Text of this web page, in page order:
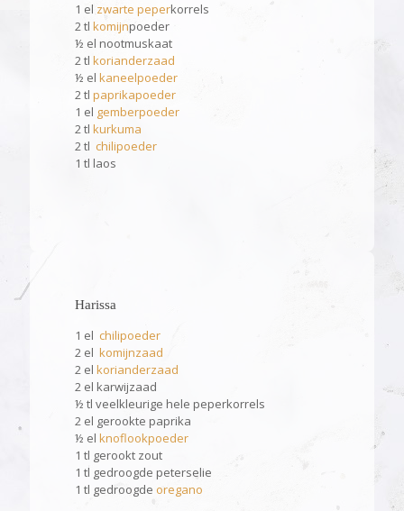
1 el zwarte peperkorrels
2 tl komijnpoeder
½ el nootmuskaat
2 tl korianderzaad
½ el kaneelpoeder
2 tl paprikapoeder
1 el gemberpoeder
2 tl kurkuma
2 tl chilipoeder
1 tl laos
Harissa
1 el chilipoeder
2 el komijnzaad
2 el korianderzaad
2 el karwijzaad
½ tl veelkleurige hele peperkorrels
2 el gerookte paprika
½ el knoflookpoeder
1 tl gerookt zout
1 tl gedroogde peterselie
1 tl gedroogde oregano